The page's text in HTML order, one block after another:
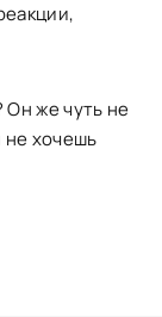
Он же чуть не
не хочешь